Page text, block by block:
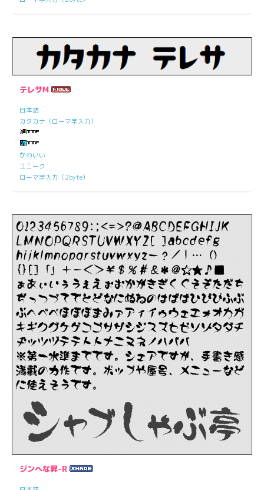
テレサM
日本語
カタカナ（ローマ字入力）
かわいい
ユニーク
ローマ字入力（2byte）
ジンへな昇-R